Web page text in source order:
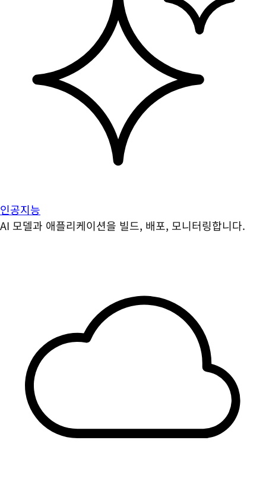
인공지능
AI 모델과 애플리케이션을 빌드, 배포, 모니터링합니다.